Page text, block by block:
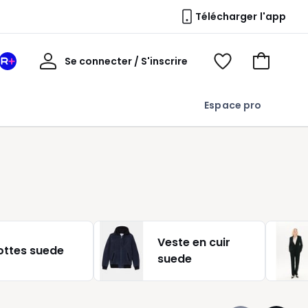
Télécharger l'app
Espace pro
Mon
Se connecter / S'inscrire
Mon
Voir
Voir
suede
Veste en cuir
suede